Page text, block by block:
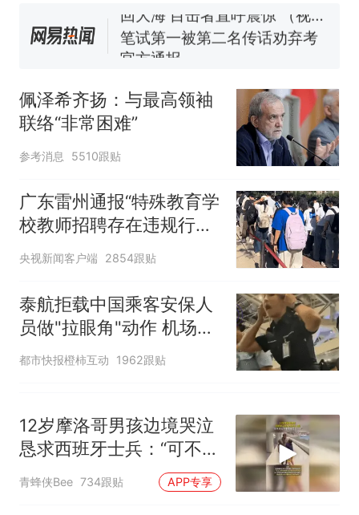
来源：参考消息）
笔试第一被第二名传话劝弃考
官方通报
似南京大学数院院长辞职信流
传，院方回应：喻良教授已卸
任院长一职，不清楚辞职信来
源；曾用手绘图做头像
佩泽希齐扬：与最高领袖
联络“非常困难”
参考消息 5510跟贴
广东雷州通报“特殊教育学
校教师招聘存在违规行
为”：已启动问责程序 副
央视新闻客户端 2854跟贴
泰航拒载中国乘客安保人
员做"拉眼角"动作 机场再
回应
都市快报橙柿互动 1962跟贴
12岁摩洛哥男孩边境哭泣
恳求西班牙士兵：“可不可
以不要把我遣返回国”
青蜂侠Bee 734跟贴 APP专享